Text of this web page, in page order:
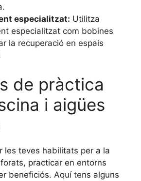
especialitzat: Utilitza
especialitzat com bobines
la recuperació en espais
de pràctica
i aigües
les teves habilitats per a la
practicar en entorns
beneficiós. Aquí tens alguns